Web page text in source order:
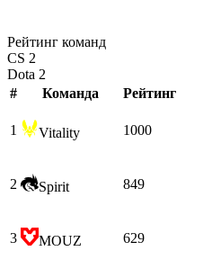
Рейтинг команд
CS 2
Dota 2
#
Команда Рейтинг
1 Vitality 1000
2 Spirit 849
3 MOUZ 629